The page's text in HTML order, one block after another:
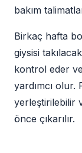
bakım
Birkaç hafta
giysisi
kontrol eder
yardımcı olur.
yerleştirilebilir
önce çıkarılır.